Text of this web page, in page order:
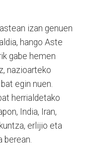
izan genuen
hango Aste
gabe hemen
nazioarteko
egin nuen.
herrialdetako
India, Iran,
erlijio eta
berean.